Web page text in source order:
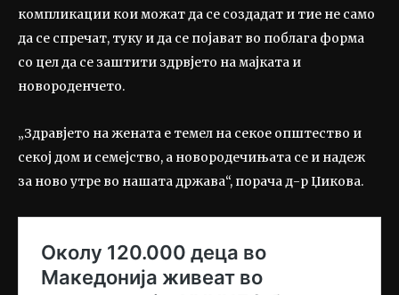
компликации кои можат да се создадат и тие не само
да се спречат, туку и да се појават во поблага форма
со цел да се заштити здрвјето на мајката и
новороденчето.
„Здравјето на жената е темел на секое општество и
секој дом и семејство, а новородечињата се и надеж
за ново утре во нашата држава“, порача д-р Џикова.